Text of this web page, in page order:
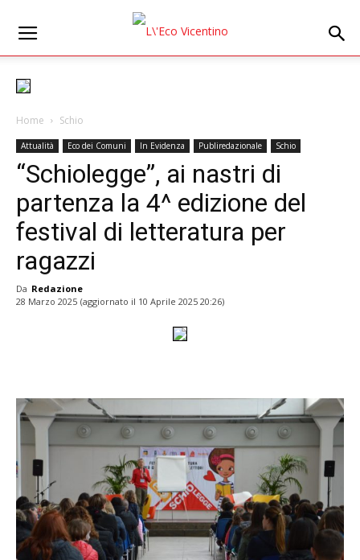
Home Schio
Attualità Eco dei Comuni In Evidenza Publiredazionale Schio
“Schiolegge”, ai nastri di
partenza la 4^ edizione del
festival di letteratura per
ragazzi
Da Redazione
28 Marzo 2025 (aggiornato il 10 Aprile 2025 20:26)